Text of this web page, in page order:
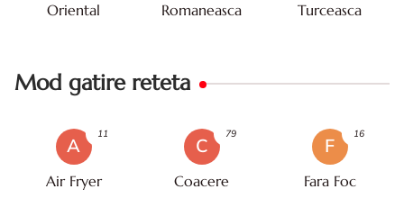
Oriental Romaneasca Turceasca
Mod gatire reteta
A
Air Fryer
11
C
Coacere
79
F
Fara Foc
16